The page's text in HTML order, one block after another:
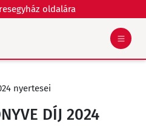
oldalára
nyertesei
DÍJ 2024